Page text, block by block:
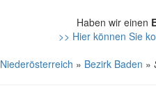
Haben wir einen
>> Hier können Sie
Niederösterreich » Bezirk Baden »